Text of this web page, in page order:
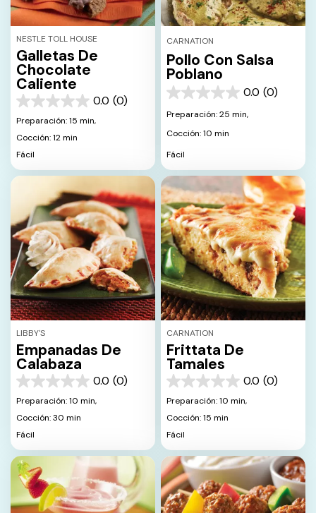
NESTLE TOLL HOUSE
Galletas De
Chocolate
Caliente
0.0 (0)
0.0
de
estrellas.
Preparación: 15 min,
Cocción: 12 min
Fácil
CARNATION
Pollo Con Salsa
Poblano
0.0 (0)
0.0
de
estrellas.
Preparación: 25 min,
Cocción: 10 min
Fácil
LIBBY'S
Empanadas De
Calabaza
0.0 (0)
0.0
de
estrellas.
Preparación: 10 min,
Cocción: 30 min
Fácil
CARNATION
Frittata De
Tamales
0.0 (0)
0.0
de
estrellas.
Preparación: 10 min,
Cocción: 15 min
Fácil